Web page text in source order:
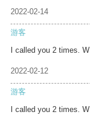
2022-02-14
游客
I called you 2 times. W
2022-02-12
游客
I called you 2 times. W